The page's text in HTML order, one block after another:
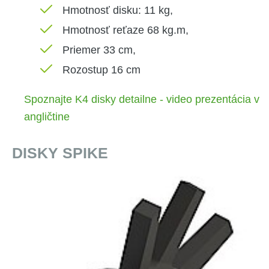
Hmotnosť disku: 11 kg,
Hmotnosť reťaze 68 kg.m,
Priemer 33 cm,
Rozostup 16 cm
Spoznajte K4 disky detailne - video prezentácia v
angličtine
DISKY SPIKE